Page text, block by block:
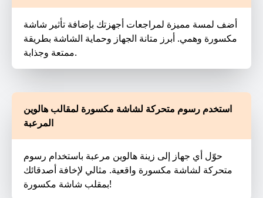
أضف لمسة مميزة لمراجعات أجهزتك بإضافة تأثير شاشة
مكسورة وهمي. أبرز متانة الجهاز وحماية الشاشة بطريقة
ممتعة وجذابة.
استخدم رسوم متحركة لشاشة مكسورة لمقالب هالوين
المرعبة
حوّل أي جهاز إلى زينة هالوين مرعبة باستخدام رسوم
متحركة لشاشة مكسورة واقعية. مثالي لإخافة أصدقائك
بمقلب شاشة مكسورة!